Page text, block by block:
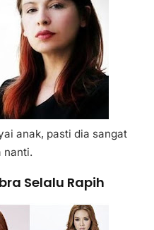
anak, pasti dia sangat
nanti.
Selalu Rapih